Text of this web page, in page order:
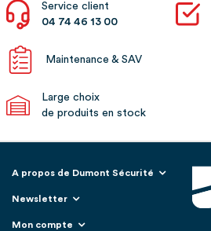
Service client
04 74 46 13 00
Maintenance & SAV
Large choix
de produits en stock
A propos de Dumont Sécurité
Newsletter
Mon compte